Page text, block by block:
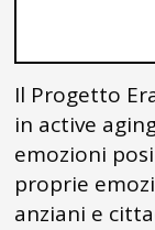
Il Progetto
in active
emozioni
proprie
anziani e